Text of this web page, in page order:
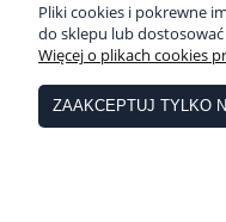
Zwroty i
Regulamin
Pliki cookies i pokrewne
do sklepu lub
Więcej o plikach cookies
ZAAKCEPTUJ TYLKO